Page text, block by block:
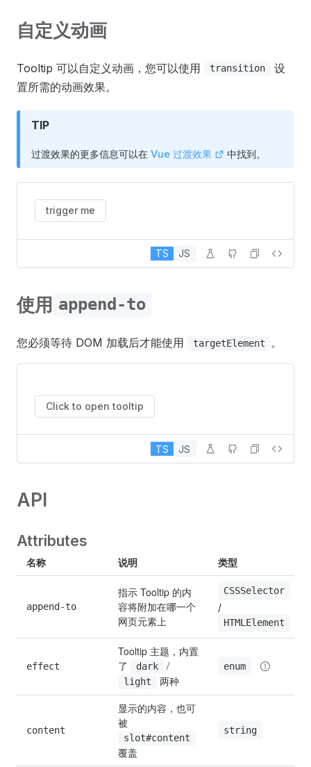
自定义动画
Tooltip 可以自定义动画，您可以使用 transition
设
置所需的动画效果。
TIP
过渡效果的更多信息可以在 Vue 过渡效果 中找到。
trigger me
TS JS
使用 append-to
您必须等待 DOM 加载后才能使用 targetElement 。
Click to open tooltip
TS JS
API
Attributes
名称 说明 类型
append-to
指示 Tooltip 的内
容将附加在哪一个
网页元素上
CSSSelector
/
HTMLElement
effect
Tooltip 主题，内置
了
dark
light 两种
enum
content
显示的内容，也可
slot#content
覆盖
string